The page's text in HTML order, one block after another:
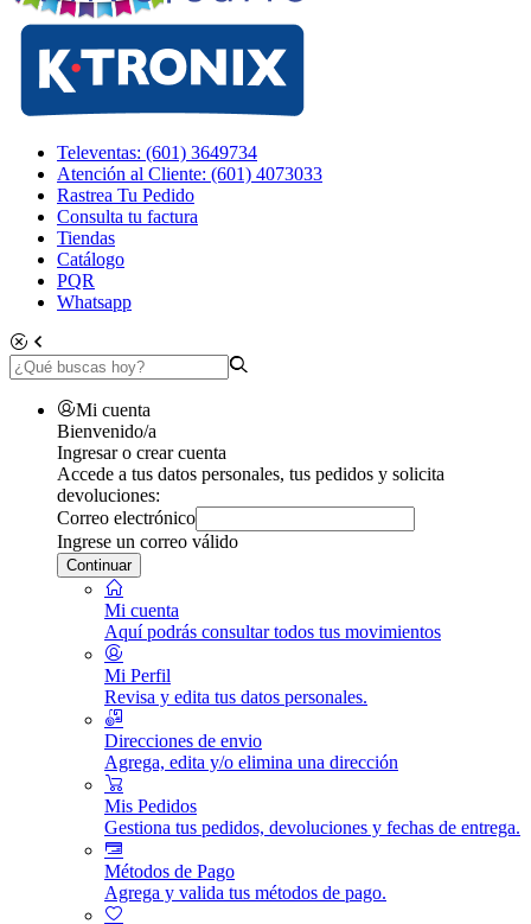
Televentas: (601) 3649734
Atención al Cliente: (601) 4073033
Rastrea Tu Pedido
Consulta tu factura
Tiendas
Catálogo
PQR
Whatsapp
Mi cuenta
Bienvenido/a
Ingresar o crear cuenta
Accede a tus datos personales, tus pedidos y solicita
devoluciones:
Correo electrónico
Ingrese un correo válido
Continuar
Mi cuenta
Aquí podrás consultar todos tus movimientos
Mi Perfil
Revisa y edita tus datos personales.
Direcciones de envio
Agrega, edita y/o elimina una dirección
Mis Pedidos
Gestiona tus pedidos, devoluciones y fechas de entrega.
Métodos de Pago
Agrega y valida tus métodos de pago.